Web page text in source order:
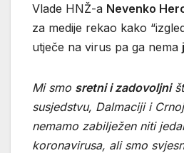
Vlade HNŽ-a Nevenko
za medije rekao kako
utječe na virus pa ga nema
Mi smo sretni i zadovoljni
susjedstvu, Dalmaciji i
nemamo zabilježen niti
koronavirusa, ali smo